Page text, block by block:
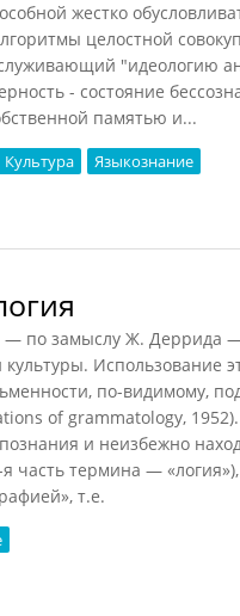
жестко
целостной
"идеологию
- состояние
памятью и...
Культура Языкознание
замыслу Ж. Деррида —
Использование
по-видимому,
of grammatology,
и неизбежно
часть термина —
т.е.